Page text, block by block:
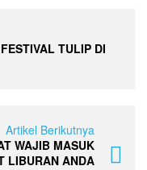
TULIP DI
Artikel Berikutnya
WAJIB MASUK
LIBURAN ANDA